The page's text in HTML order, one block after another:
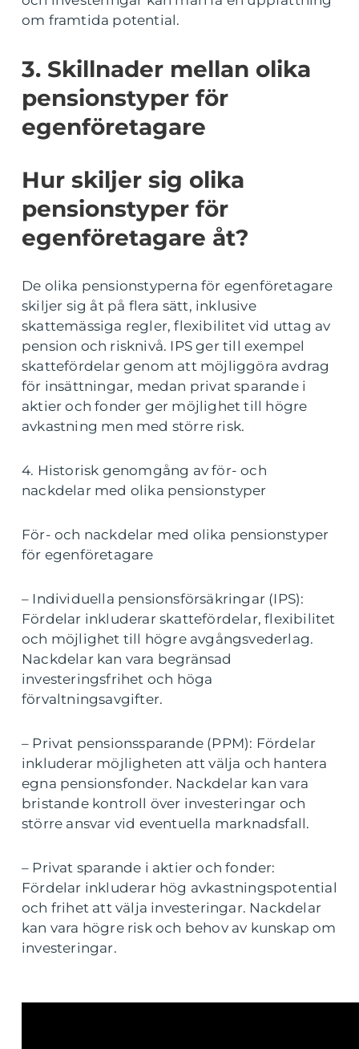
om framtida potential.
3. Skillnader mellan olika
pensionstyper för
egenföretagare
Hur skiljer sig olika
pensionstyper för
egenföretagare åt?
De olika pensionstyperna för egenföretagare
skiljer sig åt på flera sätt, inklusive
skattemässiga regler, flexibilitet vid uttag av
pension och risknivå. IPS ger till exempel
skattefördelar genom att möjliggöra avdrag
för insättningar, medan privat sparande i
aktier och fonder ger möjlighet till högre
avkastning men med större risk.
4. Historisk genomgång av för- och
nackdelar med olika pensionstyper
För- och nackdelar med olika pensionstyper
för egenföretagare
– Individuella pensionsförsäkringar (IPS):
Fördelar inkluderar skattefördelar, flexibilitet
och möjlighet till högre avgångsvederlag.
Nackdelar kan vara begränsad
investeringsfrihet och höga
förvaltningsavgifter.
– Privat pensionssparande (PPM): Fördelar
inkluderar möjligheten att välja och hantera
egna pensionsfonder. Nackdelar kan vara
bristande kontroll över investeringar och
större ansvar vid eventuella marknadsfall.
– Privat sparande i aktier och fonder:
Fördelar inkluderar hög avkastningspotential
och frihet att välja investeringar. Nackdelar
kan vara högre risk och behov av kunskap om
investeringar.